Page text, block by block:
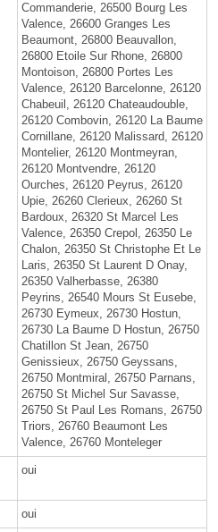
Commanderie, 26500 Bourg Les
Valence, 26600 Granges Les
Beaumont, 26800 Beauvallon,
26800 Etoile Sur Rhone, 26800
Montoison, 26800 Portes Les
Valence, 26120 Barcelonne, 26120
Chabeuil, 26120 Chateaudouble,
26120 Combovin, 26120 La Baume
Cornillane, 26120 Malissard, 26120
Montelier, 26120 Montmeyran,
26120 Montvendre, 26120
Ourches, 26120 Peyrus, 26120
Upie, 26260 Clerieux, 26260 St
Bardoux, 26320 St Marcel Les
Valence, 26350 Crepol, 26350 Le
Chalon, 26350 St Christophe Et Le
Laris, 26350 St Laurent D Onay,
26350 Valherbasse, 26380
Peyrins, 26540 Mours St Eusebe,
26730 Eymeux, 26730 Hostun,
26730 La Baume D Hostun, 26750
Chatillon St Jean, 26750
Genissieux, 26750 Geyssans,
26750 Montmiral, 26750 Parnans,
26750 St Michel Sur Savasse,
26750 St Paul Les Romans, 26750
Triors, 26760 Beaumont Les
Valence, 26760 Monteleger
oui
oui